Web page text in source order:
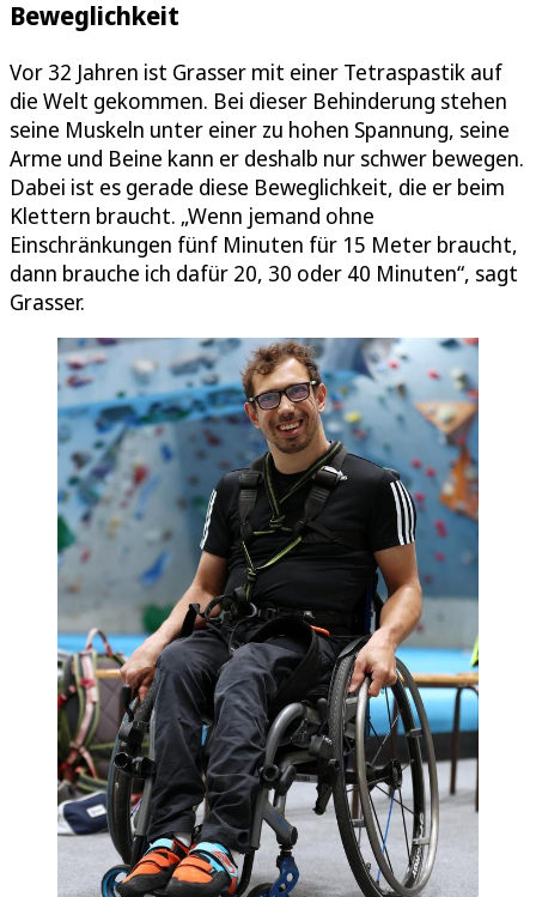
Beweglichkeit
Vor 32 Jahren ist Grasser mit einer Tetraspastik auf
die Welt gekommen. Bei dieser Behinderung stehen
seine Muskeln unter einer zu hohen Spannung, seine
Arme und Beine kann er deshalb nur schwer bewegen.
Dabei ist es gerade diese Beweglichkeit, die er beim
Klettern braucht. „Wenn jemand ohne
Einschränkungen fünf Minuten für 15 Meter braucht,
dann brauche ich dafür 20, 30 oder 40 Minuten“, sagt
Grasser.